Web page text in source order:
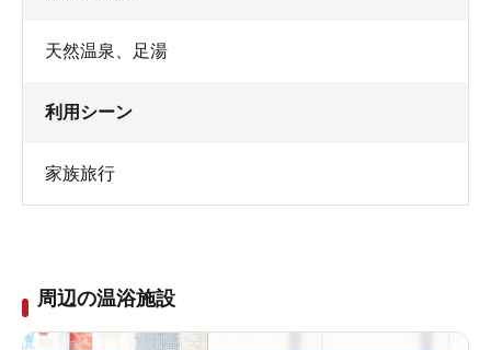
天然温泉 足湯
利用シーン
家族旅行
周辺の温浴施設